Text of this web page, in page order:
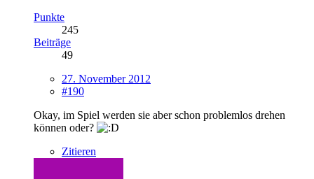
Punkte
245
Beiträge
49
27. November 2012
#190
Okay, im Spiel werden sie aber schon problemlos drehen
können oder?
Zitieren